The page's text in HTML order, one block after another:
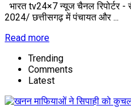
भारत tv24×7 न्यूज चैनल
2024/ छत्तीसगढ़ में पंचायत और ...
Read more
Trending
Comments
Latest